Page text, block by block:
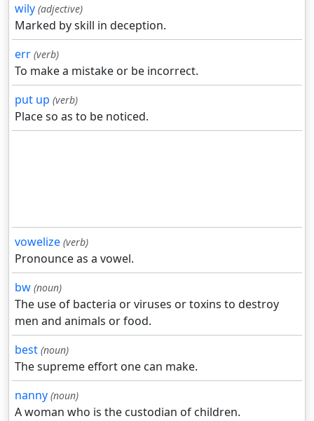
wily (adjective)
Marked by skill in deception.
err (verb)
To make a mistake or be incorrect.
put up (verb)
Place so as to be noticed.
vowelize (verb)
Pronounce as a vowel.
bw (noun)
The use of bacteria or viruses or toxins to destroy
men and animals or food.
best (noun)
The supreme effort one can make.
nanny (noun)
A woman who is the custodian of children.